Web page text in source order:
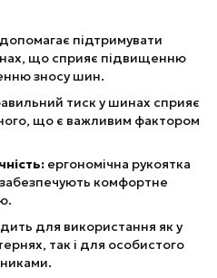
допомагає підтримувати
що сприяє підвищенню
зносу шин.
тиск у шинах сприяє
що є важливим фактором
ергономічна рукоятка
комфортне
для використання як у
так і для особистого